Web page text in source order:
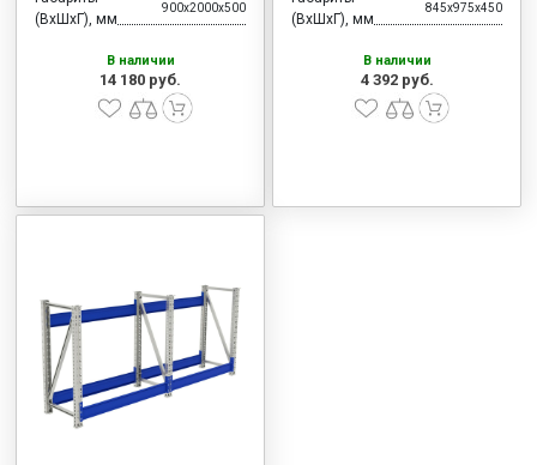
(ВхШхГ), мм
900x2000x500
В наличии
14 180 руб.
(ВхШхГ), мм
845x975x450
В наличии
4 392 руб.